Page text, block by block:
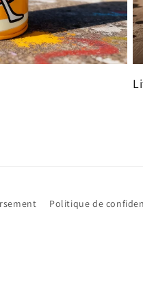
Politique de